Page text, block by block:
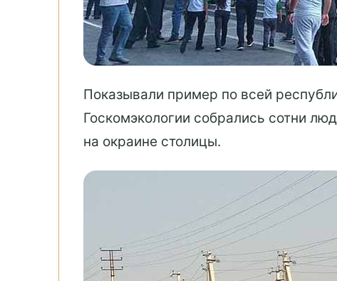
Показывали пример по всей
Госкомэкологии собрались сотни
на окраине столицы.